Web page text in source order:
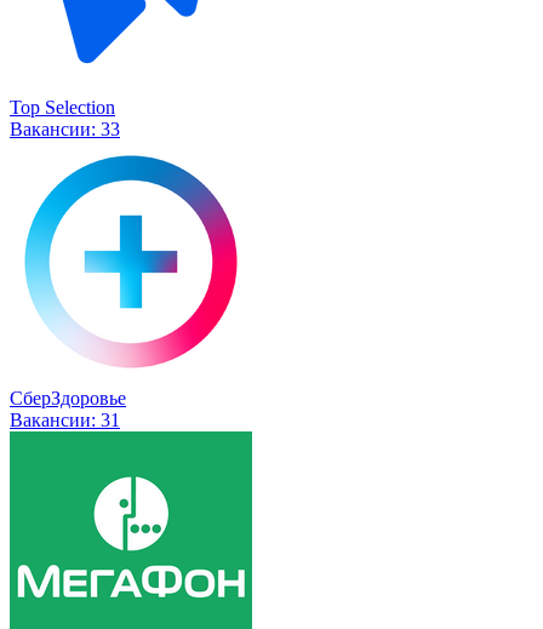
Top Selection
Вакансии: 33
СберЗдоровье
Вакансии: 31